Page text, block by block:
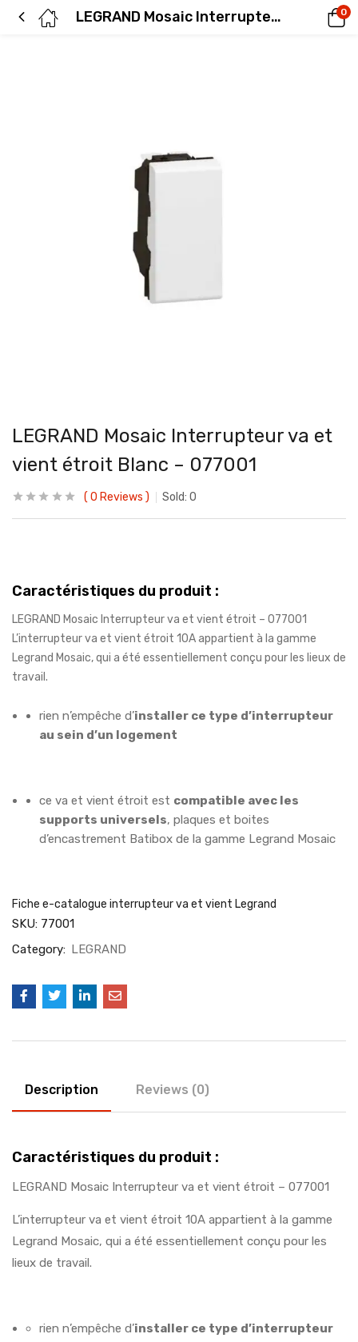
LEGRAND Mosaic Interrupteur va et vient étroit Blanc – 077001 0
LEGRAND Mosaic Interrupteur va et
vient étroit Blanc – 077001
0 Reviews Sold: 0
Caractéristiques du produit :
LEGRAND Mosaic Interrupteur va et vient étroit – 077001
L’interrupteur va et vient étroit 10A appartient à la gamme
Legrand Mosaic, qui a été essentiellement conçu pour les lieux de
travail.
rien n’empêche d’installer ce type d’interrupteur
au sein d’un logement
ce va et vient étroit est compatible avec les
supports universels, plaques et boites
d’encastrement Batibox de la gamme Legrand Mosaic
Fiche e-catalogue interrupteur va et vient Legrand
SKU: 77001
Category: LEGRAND
Description Reviews (0)
Caractéristiques du produit :
LEGRAND Mosaic Interrupteur va et vient étroit – 077001
L’interrupteur va et vient étroit 10A appartient à la gamme
Legrand Mosaic, qui a été essentiellement conçu pour les
lieux de travail.
rien n’empêche d’installer ce type d’interrupteur